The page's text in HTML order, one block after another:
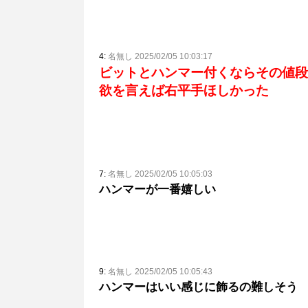
4: 名無し 2025/02/05 10:03:17
ビットとハンマー付くならその値
欲を言えば右平手ほしかった
7: 名無し 2025/02/05 10:05:03
ハンマーが一番嬉しい
9: 名無し 2025/02/05 10:05:43
ハンマーはいい感じに飾るの難しそう